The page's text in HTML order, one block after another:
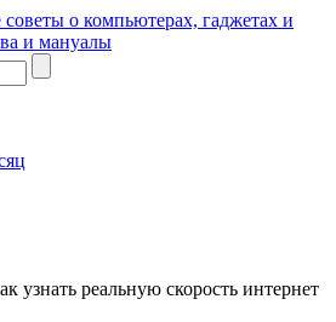
о компьютерах, гаджетах и
и мануалы
узнать реальную скорость интернет